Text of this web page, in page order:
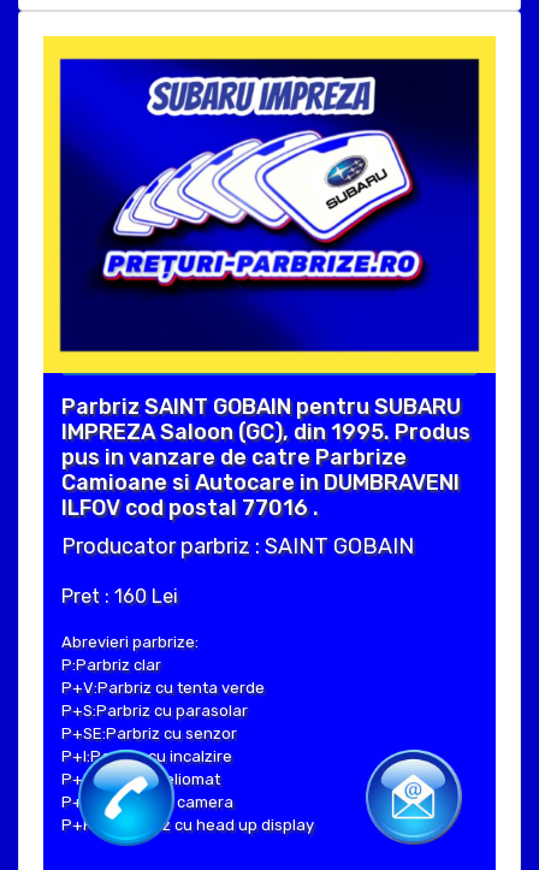
Parbriz SAINT GOBAIN pentru SUBARU
IMPREZA Saloon (GC), din 1995. Produs
pus in vanzare de catre Parbrize
Camioane si Autocare in DUMBRAVENI
ILFOV cod postal 77016 .
Producator parbriz : SAINT GOBAIN
Pret : 160 Lei
Abrevieri parbrize:
P:Parbriz clar
P+V:Parbriz cu tenta verde
P+S:Parbriz cu parasolar
P+SE:Parbriz cu senzor
P+I:Parbriz cu incalzire
P+H:Parbriz heliomat
P+C:Parbriz cu camera
P+Hud:Parbriz cu head up display